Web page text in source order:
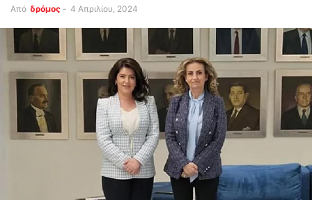
Από δρόμος - 4 Απριλίου, 2024